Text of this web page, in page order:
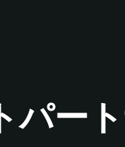
パー